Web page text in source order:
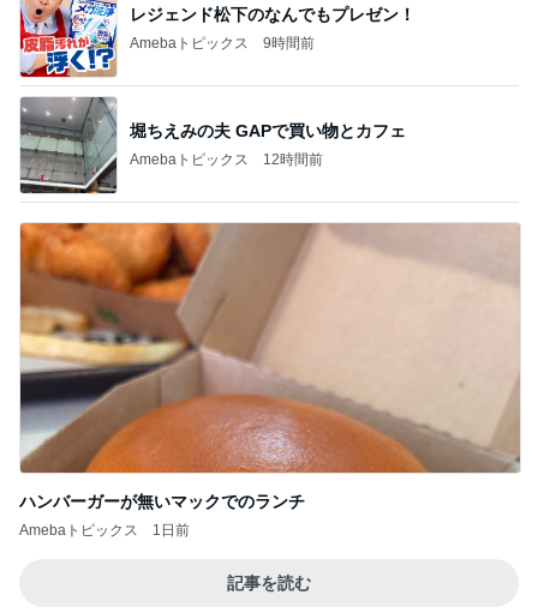
堀ちえみの夫 GAPで買い物とカフェ
Amebaトピックス 12時間前
ハンバーガーが無いマックでのランチ
Amebaトピックス 1日前
記事を読む